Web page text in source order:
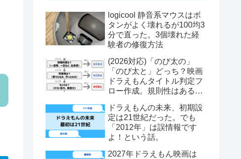
logicool 静音系マウスはボ
タンがよく壊れるが100均3
分で直った。3個壊れた経
験者の修復方法
(2026対応)「のび太の」
「のび太と」どっち？映画
ドラえもんタイトル判定フ
ロー作成。規則性はあるの
ドラえもんの未来、初期設
定は21世紀だった。でも
「2012年」は誤情報です
よ！という話。
2027年ドラえもん映画は